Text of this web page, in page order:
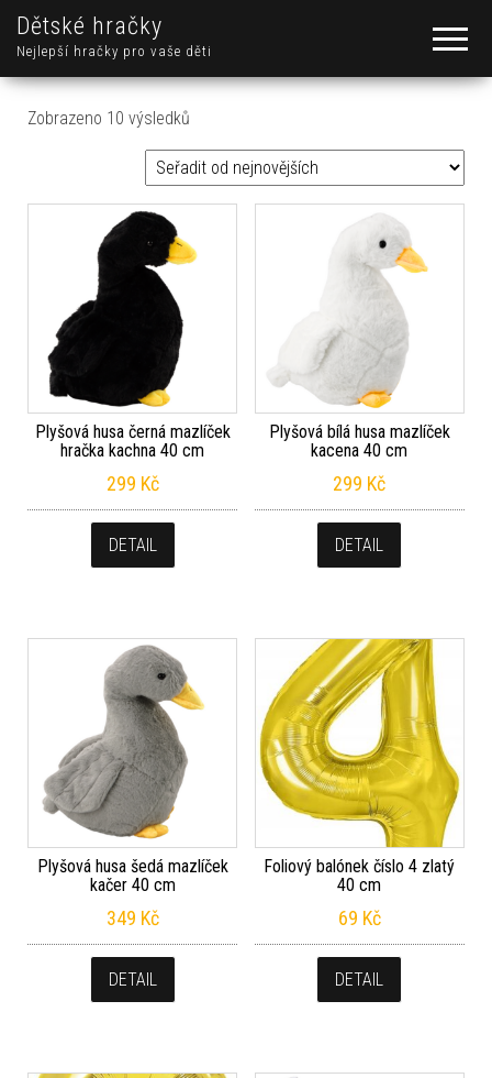
Dětské hračky
Nejlepší hračky pro vaše děti
Zobrazeno 10 výsledků
Plyšová husa černá mazlíček
hračka kachna 40 cm
299 Kč
DETAIL
Plyšová bílá husa mazlíček
kacena 40 cm
299 Kč
DETAIL
Plyšová husa šedá mazlíček
kačer 40 cm
349 Kč
DETAIL
Foliový balónek číslo 4 zlatý
40 cm
69 Kč
DETAIL